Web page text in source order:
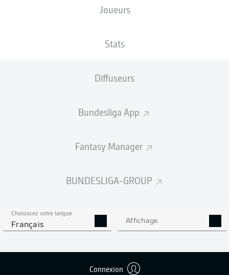
Joueurs
Stats
Diffuseurs
Bundesliga App
Fantasy Manager
BUNDESLIGA-GROUP
Choisissez votre langue
Français Affichage
Connexion
Publicité